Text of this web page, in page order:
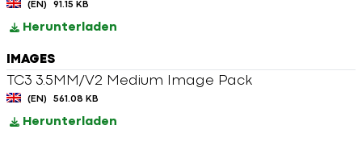
(EN) 91.15 KB
Herunterladen
IMAGES
TC3 3.5MM/V2 Medium Image Pack
(EN) 561.08 KB
Herunterladen